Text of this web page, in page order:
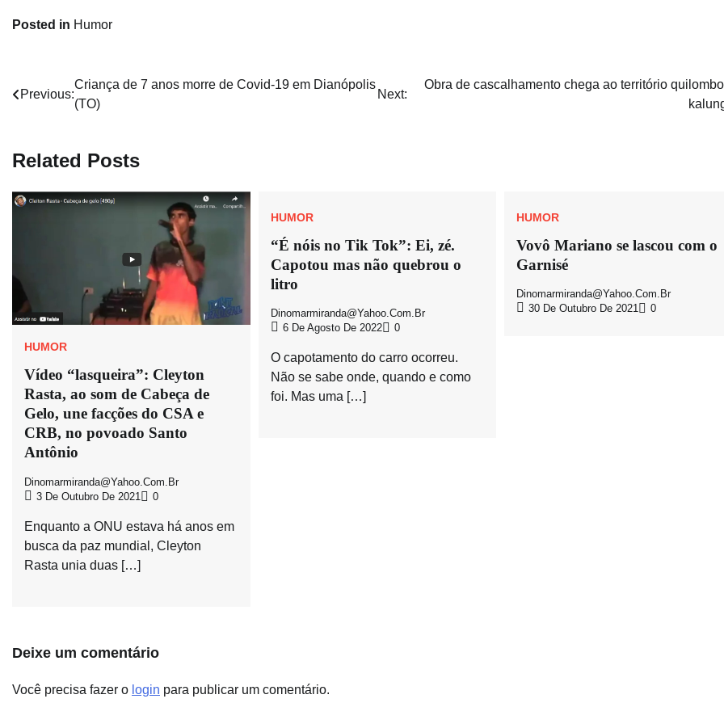
Posted in Humor
Navegação
Previous:
Criança de 7 anos morre de Covid-19 em Dianópolis
(TO)
Next:
Obra de cascalhamento chega ao território
Related Posts
HUMOR
Vídeo “lasqueira”: Cleyton
Rasta, ao som de Cabeça de
Gelo, une facções do CSA e
CRB, no povoado Santo
Antônio
Dinomarmiranda@yahoo.com.br
3 De Outubro De 2021
0
Enquanto a ONU estava há anos em
busca da paz mundial, Cleyton
Rasta unia duas […]
HUMOR
“É nóis no Tik Tok”: Ei, zé.
Capotou mas não quebrou o
litro
Dinomarmiranda@yahoo.com.br
6 De Agosto De 2022
0
O capotamento do carro ocorreu.
Não se sabe onde, quando e como
foi. Mas uma […]
HUMOR
Vovô Mariano se lascou com o
Garnisé
Dinomarmiranda@yahoo.com.br
30 De Outubro De 2021
0
Deixe um comentário
Você precisa fazer o login para publicar um comentário.